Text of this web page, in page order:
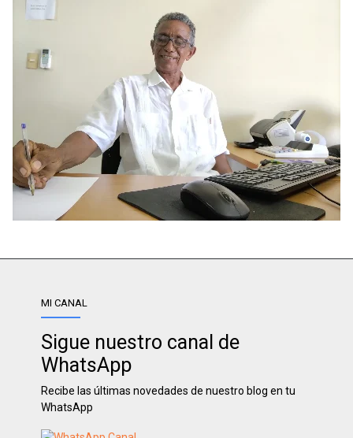
MI CANAL
Sigue nuestro canal de
WhatsApp
Recibe las últimas novedades de nuestro blog en tu
WhatsApp